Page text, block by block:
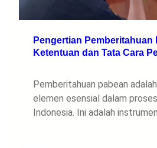
Pengertian Pemberitahuan
Ketentuan dan Tata Cara
Pemberitahuan pabean
elemen esensial dalam
Indonesia. Ini adalah